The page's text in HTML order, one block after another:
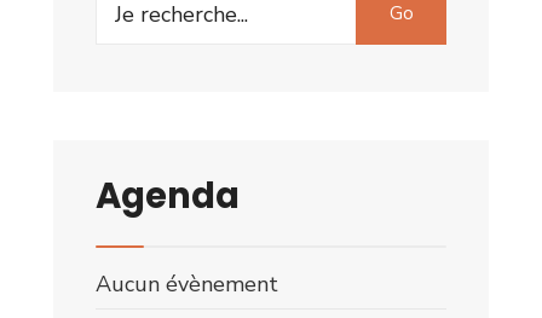
Go
Agenda
Aucun évènement